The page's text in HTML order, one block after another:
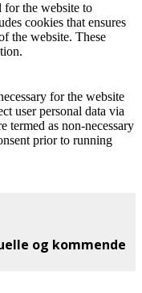
for the website to
cookies that ensures
the website. These
for the website
user personal data via
termed as non-necessary
prior to running
og kommende